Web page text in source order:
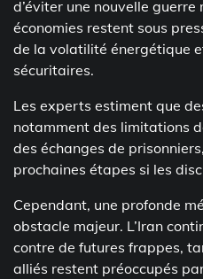
d’éviter une nouvelle
économies restent sous
de la volatilité énergétique
sécuritaires.
Les experts estiment que
notamment des limitations
des échanges de
prochaines étapes si les
Cependant, une profonde
obstacle majeur. L’Iran
contre de futures frappes,
alliés restent préoccupés